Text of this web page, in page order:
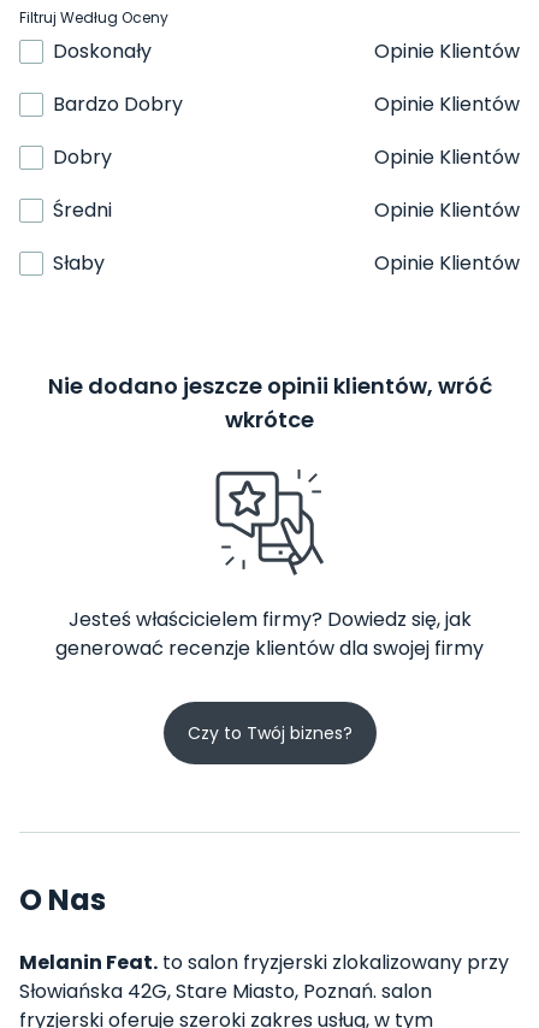
Filtruj Według Oceny
Doskonały
Opinie Klientów
Bardzo Dobry
Opinie Klientów
Dobry
Opinie Klientów
Średni
Opinie Klientów
Słaby
Opinie Klientów
Nie dodano jeszcze opinii klientów, wróć
wkrótce
Jesteś właścicielem firmy? Dowiedz się, jak
generować recenzje klientów dla swojej firmy
Czy to Twój biznes?
O Nas
Melanin Feat. to salon fryzjerski zlokalizowany przy
Słowiańska 42G, Stare Miasto, Poznań. salon
fryzjerski oferuje szeroki zakres usług, w tym